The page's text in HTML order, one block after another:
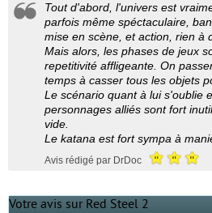
Tout d'abord, l'univers est
parfois même spéctaculaire,
mise en scène, et action, rien à
Mais alors, les phases de jeux
repetitivité affligeante. On
temps à casser tous les objets
Le scénario quant à lui s'oublie
personnages alliés sont fort
vide.
Le katana est fort sympa à
Avis rédigé par DrDoc
Votre avis sur Red Steel 2